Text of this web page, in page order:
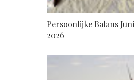
Persoonlijke Balans Juni
2026